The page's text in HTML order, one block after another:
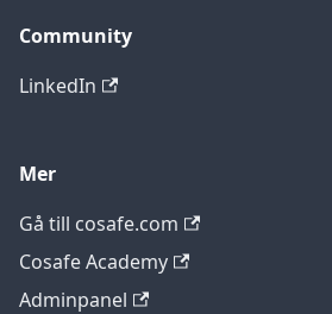
Community
LinkedIn
Mer
Gå till cosafe.com
Cosafe Academy
Adminpanel